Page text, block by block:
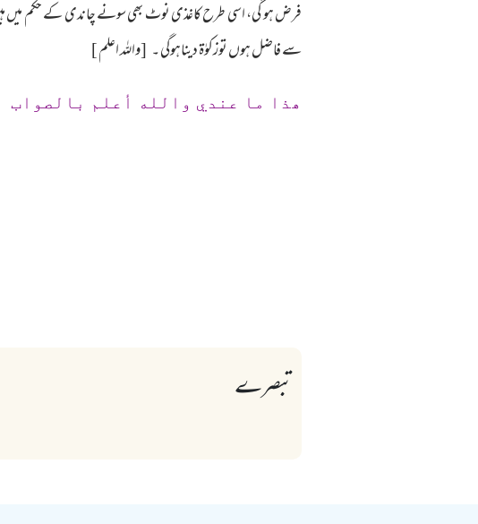
فرض ہو گی، اسی طرح کاغذی نوٹ بھی سونے چاندی کے حکم
سے فاضل ہوں توزکوٰۃ دیناہوگی ۔ [واللہ اعلم ]
ھذا ما عندي والله أعلم بالصواب
تبصرے